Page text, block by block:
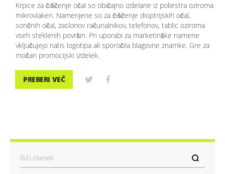
Krpice za čiščenje očal so običajno izdelane iz poliestra oziroma
mikrovlaken. Namenjene so za čiščenje dioptrijskih očal,
sončnih očal, zaslonov računalnikov, telefonov, tablic oziroma
vseh steklenih površin. Pri uporabi za marketinške namene
vključujejo natis logotipa ali sporočila blagovne znamke. Gre za
močan promocijski izdelek.
PREBERI VEČ
Išči